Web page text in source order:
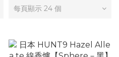
每頁顯示 24 個